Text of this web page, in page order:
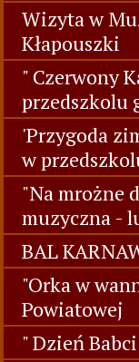
Wizyta w
Kłapouszki
" Czerwony
przedszkolu
'Przygoda
w
"Na mrożne
muzyczna -
BAL
"Orka w
Powiatowej
" Dzień